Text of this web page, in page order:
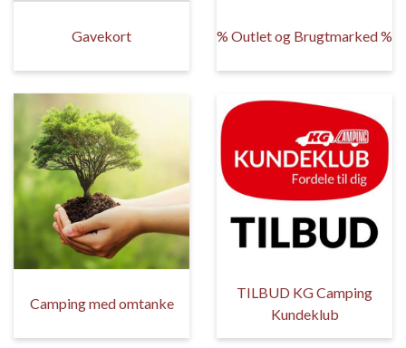
Gavekort % Outlet og Brugtmarked %
Camping med omtanke
TILBUD KG Camping
Kundeklub